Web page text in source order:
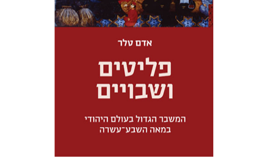
מחיר השקה
$46
$32